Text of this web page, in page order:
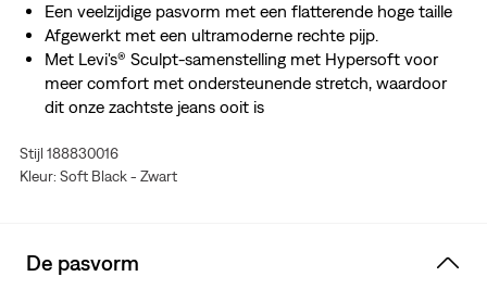
Een veelzijdige pasvorm met een flatterende hoge taille
Afgewerkt met een ultramoderne rechte pijp.
Met Levi's® Sculpt-samenstelling met Hypersoft voor
meer comfort met ondersteunende stretch, waardoor
dit onze zachtste jeans ooit is
Stijl 188830016
Kleur: Soft Black - Zwart
De pasvorm